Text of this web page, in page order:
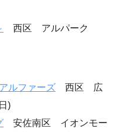
西区 アルパーク
ルファーズ 西区 広
)
安佐南区 イオンモー